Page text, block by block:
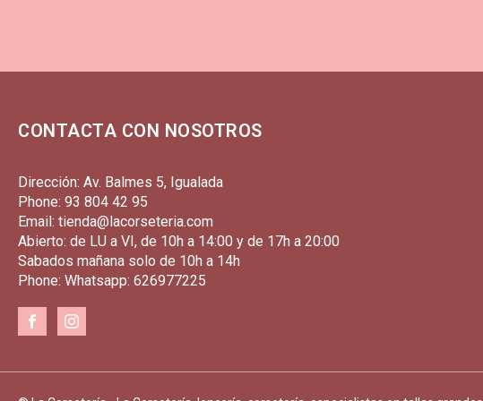
CONTACTA CON NOSOTROS
Dirección: Av. Balmes 5, Igualada
Phone: 93 804 42 95
Email: tienda@lacorseteria.com
Abierto: de LU a VI, de 10h a 14:00 y de 17h a 20:00
Sabados mañana solo de 10h a 14h
Phone: Whatsapp: 626977225